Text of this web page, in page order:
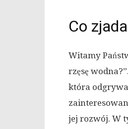
Co
Witamy
rzęsę
która odgrywa
jej rozwój. W